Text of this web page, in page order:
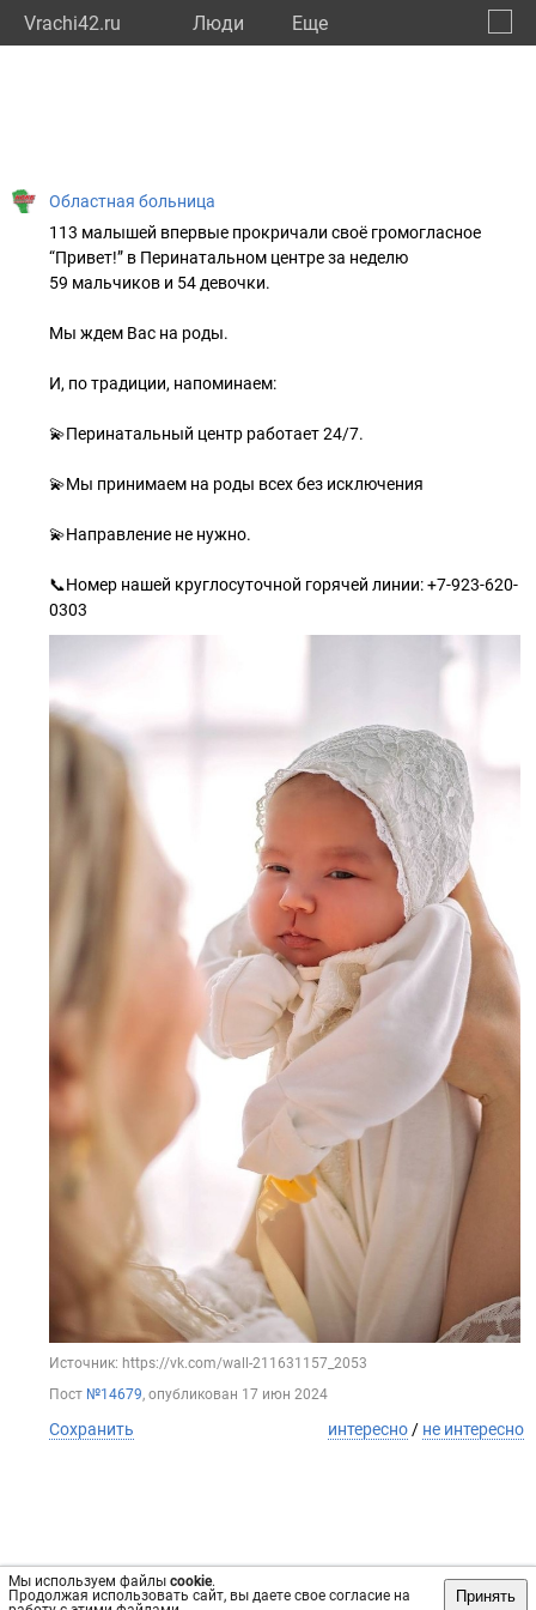
Vrachi42.ru Люди Eще
Мы используем файлы cookie.
Продолжая использовать сайт, вы даете свое согласие на
Принять
Областная больница
113 малышей впервые прокричали своё громогласное
“Привет!” в Перинатальном центре за неделю
59 мальчиков и 54 девочки.⠀
Мы ждем Вас на роды.
И, по традиции, напоминаем:
💫Перинатальный центр работает 24/7.
💫Мы принимаем на роды всех без исключения
💫Направление не нужно.
📞Номер нашей круглосуточной горячей линии: +7-923-620-
0303
Источник: https://vk.com/wall-211631157_2053
Пост №14679, опубликован 17 июн 2024
Сохранить интересно / не интересно